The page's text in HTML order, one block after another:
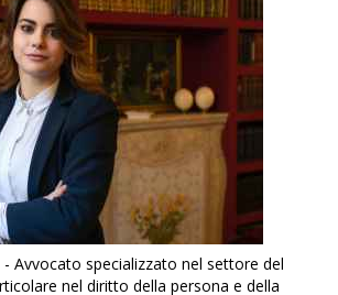
- Avvocato specializzato nel settore del
nel diritto della persona e della